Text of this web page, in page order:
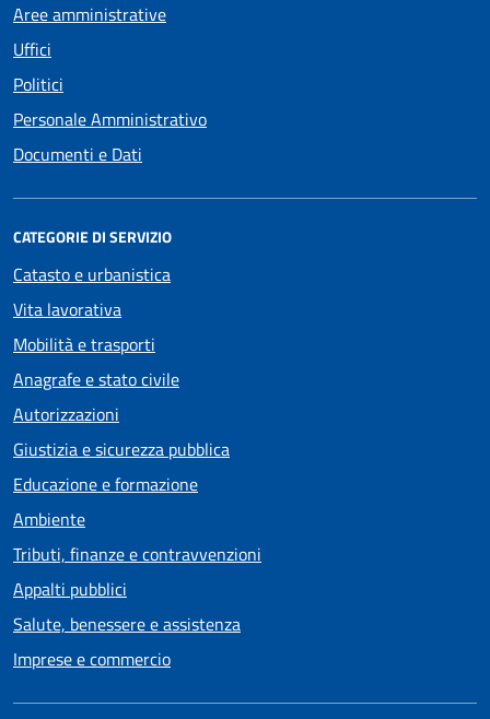
Aree amministrative
Uffici
Politici
Personale Amministrativo
Documenti e Dati
CATEGORIE DI SERVIZIO
Catasto e urbanistica
Vita lavorativa
Mobilità e trasporti
Anagrafe e stato civile
Autorizzazioni
Giustizia e sicurezza pubblica
Educazione e formazione
Ambiente
Tributi, finanze e contravvenzioni
Appalti pubblici
Salute, benessere e assistenza
Imprese e commercio